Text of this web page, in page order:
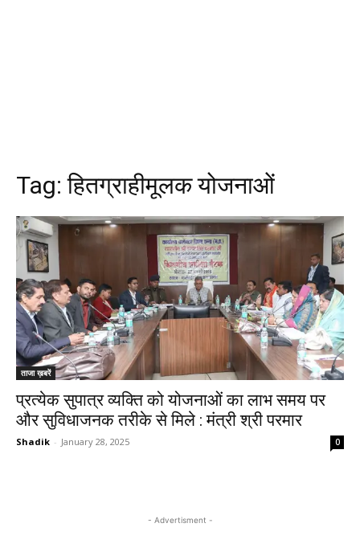
Tag:हितग्राहीमूलक योजनाओं
ताजा ख़बरें
प्रत्येक सुपात्र व्यक्ति को योजनाओं का लाभ समय पर
और सुविधाजनक तरीके से मिले : मंत्री श्री परमार
Shadik - January 28, 2025 0
- Advertisment -